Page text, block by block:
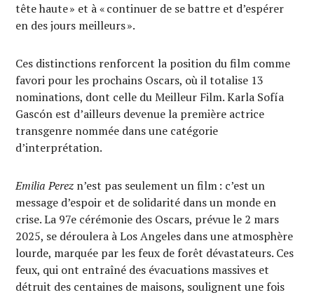
tête haute » et à « continuer de se battre et d’espérer
en des jours meilleurs ».
Ces distinctions renforcent la position du film comme
favori pour les prochains Oscars, où il totalise 13
nominations, dont celle du Meilleur Film. Karla Sofía
Gascón est d’ailleurs devenue la première actrice
transgenre nommée dans une catégorie
d’interprétation.
Emilia Perez n’est pas seulement un film : c’est un
message d’espoir et de solidarité dans un monde en
crise. La 97e cérémonie des Oscars, prévue le 2 mars
2025, se déroulera à Los Angeles dans une atmosphère
lourde, marquée par les feux de forêt dévastateurs. Ces
feux, qui ont entraîné des évacuations massives et
détruit des centaines de maisons, soulignent une fois